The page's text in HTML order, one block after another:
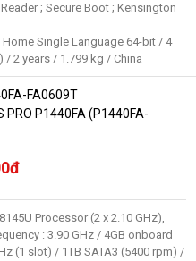
; Secure Boot ; Kensington
Single Language 64-bit / 4
/ 2 years / 1.799 kg / China
FA0609T
PRO P1440FA (P1440FA-
Processor (2 x 2.10 GHz),
: 3.90 GHz / 4GB onboard
(1 slot) / 1TB SATA3 (5400 rpm) /